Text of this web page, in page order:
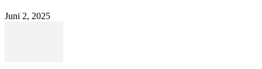
Juni 2, 2025